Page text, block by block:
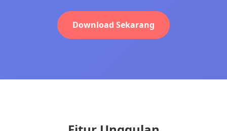
Download Sekarang